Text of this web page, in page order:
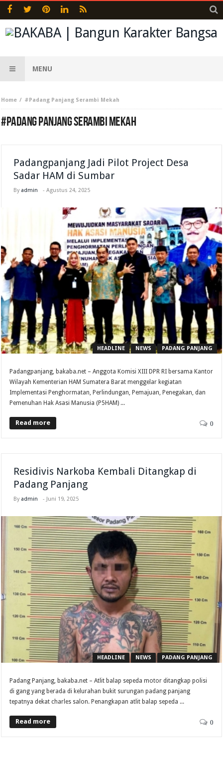
MENU
Home #Padang Panjang Serambi Mekah
#PADANG PANJANG SERAMBI MEKAH
Padangpanjang Jadi Pilot Project Desa
Sadar HAM di Sumbar
By admin -Agustus 24, 2025
HEADLINE NEWS PADANG PANJANG
Padangpanjang, bakaba.net – Anggota Komisi XIII DPR RI bersama Kantor
Wilayah Kementerian HAM Sumatera Barat menggelar kegiatan
Implementasi Penghormatan, Perlindungan, Pemajuan, Penegakan, dan
Pemenuhan Hak Asasi Manusia (P5HAM) ...
Read more 0
Residivis Narkoba Kembali Ditangkap di
Padang Panjang
By admin - Juni 19, 2025
HEADLINE NEWS PADANG PANJANG
Padang Panjang, bakaba.net – Atlit balap sepeda motor ditangkap polisi
di gang yang berada di kelurahan bukit surungan padang panjang
tepatnya dekat charles salon. Penangkapan atlit balap sepeda ...
Read more 0